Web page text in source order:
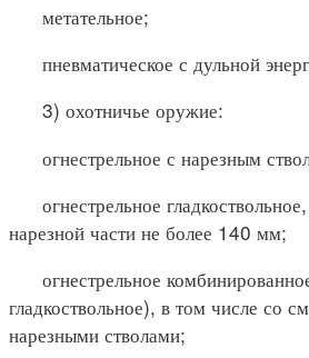
метательное;
пневматическое с дульной
3) охотничье оружие:
огнестрельное с нарезным
огнестрельное
нарезной части не более 140 мм;
огнестрельное
гладкоствольное), в том числе со
нарезными стволами;